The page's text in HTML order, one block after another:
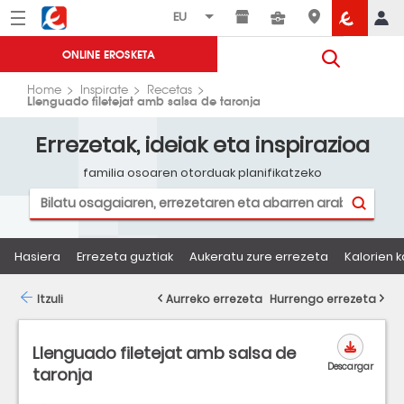
Menú Eroski
ONLINE EROSKETA
Home Inspirate Recetas
Llenguado filetejat amb salsa de taronja
Errezetak, ideiak eta inspirazioa
familia osoaren otorduak planifikatzeko
Hasiera Errezeta guztiak Aukeratu zure errezeta Kalorien
Llenguado filetejat amb salsa de
taronja
Descargar
Itzuli Aurreko errezeta Hurrengo errezeta